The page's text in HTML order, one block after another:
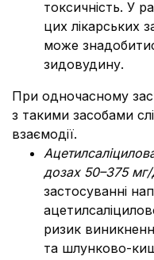
токсичність. У
цих лікарських
може
зидовудину.
При одночасному
з такими засобами
взаємодії.
дозах 50–375
застосуванні
ризик
та шлунково-